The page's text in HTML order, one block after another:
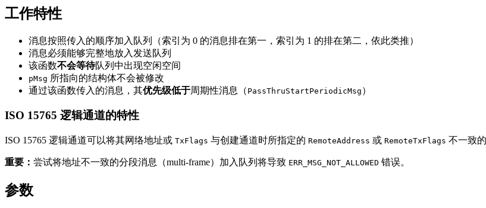
工作特性
消息按照传入的顺序加入队列（索引为 0 的消息排在第一，索引为 1 的排在第二，依此类推）
消息必须能够完整地放入发送队列
该函数不会等待队列中出现空闲空间
pMsg 所指向的结构体不会被修改
通过该函数传入的消息，其优先级低于周期性消息（ PassThruStartPeriodicMsg ）
ISO 15765 逻辑通道的特性
ISO 15765 逻辑通道可以将其网络地址或 TxFlags 与创建通道时所指定的 RemoteAddress 或 RemoteTxFlags 不一致
重要： 尝试将地址不一致的分段消息（multi-frame）加入队列将导致 ERR_MSG_NOT_ALLOWED 错误。
参数